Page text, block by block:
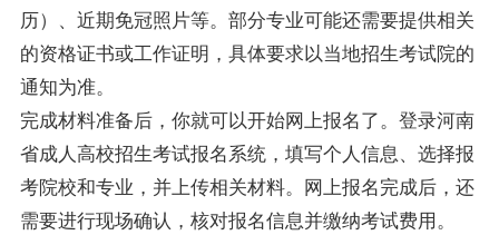
历）、近期免冠照片等。部分专业可能还需要提供相关
的资格证书或工作证明，具体要求以当地招生考试院的
通知为准。
完成材料准备后，你就可以开始网上报名了。登录河南
省成人高校招生考试报名系统，填写个人信息、选择报
考院校和专业，并上传相关材料。网上报名完成后，还
需要进行现场确认，核对报名信息并缴纳考试费用。